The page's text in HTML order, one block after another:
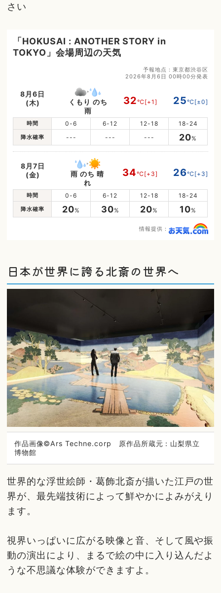
さい
「HOKUSAI : ANOTHER STORY in
TOKYO」会場周辺の天気
予報地点：東京都渋谷区
2026年8月6日 00時00分発表
8月6日
(木)
くもり のち
雨
32℃[+1] 25℃[±0]
時間 0-6 6-12 12-18 18-24
降水確率 --- --- --- 20%
8月7日
(金)
雨 のち 晴
れ
34℃[+3] 26℃[+3]
時間 0-6 6-12 12-18 18-24
降水確率 20% 30% 20% 10%
情報提供：
日本が世界に誇る北斎の世界へ
作品画像©Ars Techne.corp 原作品所蔵元：山梨県立
博物館
世界的な浮世絵師・葛飾北斎が描いた江戸の世
界が、最先端技術によって鮮やかによみがえり
ます。
視界いっぱいに広がる映像と音、そして風や振
動の演出により、まるで絵の中に入り込んだよ
うな不思議な体験ができますよ。